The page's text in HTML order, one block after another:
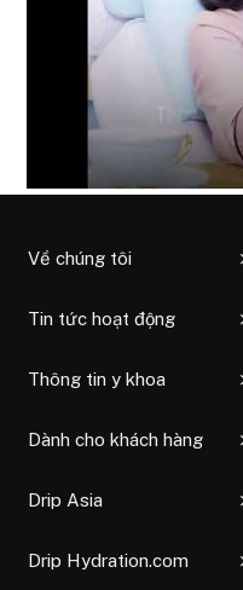
Về chúng tôi
Tin tức hoạt động
Thông tin y khoa
Dành cho khách hàng
Drip Asia
Drip Hydration.com